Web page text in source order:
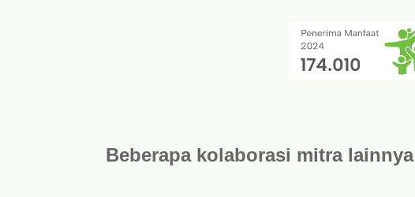
Beberapa kolaborasi mitra lainnya